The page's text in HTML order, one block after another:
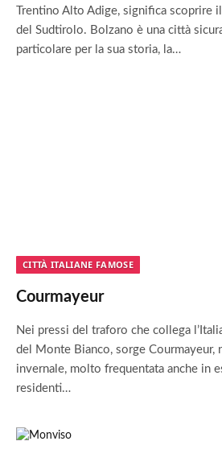
Trentino Alto Adige, significa scoprire
del Sudtirolo. Bolzano è una città
particolare per la sua storia, la…
CITTÀ ITALIANE FAMOSE
Courmayeur
Nei pressi del traforo che collega
del Monte Bianco, sorge Courmayeur,
invernale, molto frequentata anche in
residenti…